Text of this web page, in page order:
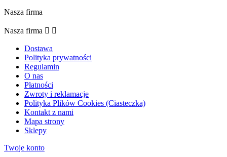
Nasza firma
Nasza firma  
Dostawa
Polityka prywatności
Regulamin
O nas
Płatności
Zwroty i reklamacje
Polityka Plików Cookies (Ciasteczka)
Kontakt z nami
Mapa strony
Sklepy
Twoje konto